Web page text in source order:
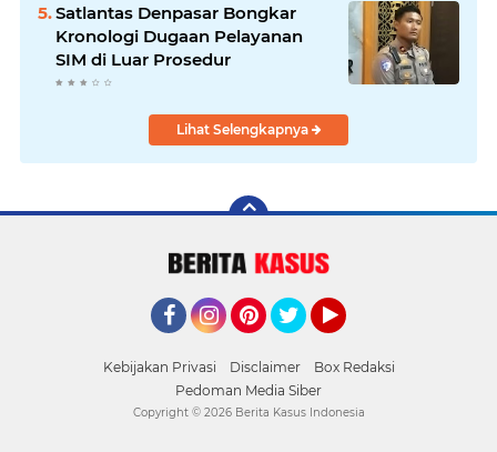
Satlantas Denpasar Bongkar
Kronologi Dugaan Pelayanan
SIM di Luar Prosedur
Lihat Selengkapnya
Kebijakan Privasi Disclaimer
Box Redaksi
Pedoman Media Siber
Copyright © 2026 Berita Kasus Indonesia